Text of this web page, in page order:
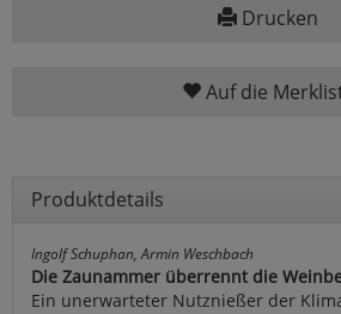
Drucken
Auf die
Produktdetails
Ingolf Schuphan, Armin Weschbach
Die Zaunammer überrennt die
Ein unerwarteter Nutznießer der